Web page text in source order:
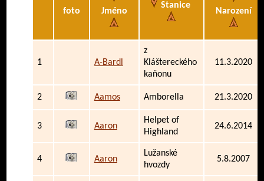
foto Jméno
Stanice
Narození
1 A-Bardl
z
Kláštereckého
kaňonu
11.3.2020
2 Aamos Amborella 21.3.2020
3 Aaron
Helpet of
Highland
24.6.2014
4 Aaron
Lužanské
hvozdy
5.8.2007